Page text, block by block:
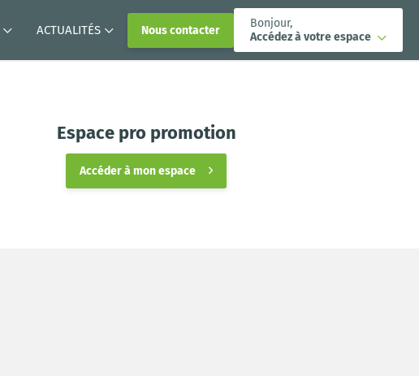
ACTUALITÉS Nous contacter
Bonjour,
Accédez à votre espace
Espace pro promotion
Accéder à mon espace